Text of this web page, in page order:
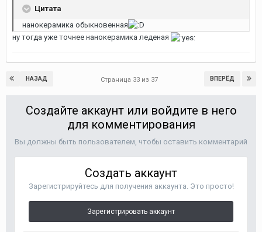
Цитата
нанокерамика обыкновенная
ну тогда уже точнее нанокерамика леденая
НАЗАД ВПЕРЁД
Страница 33 из 37
Создайте аккаунт или войдите в него
для комментирования
Вы должны быть пользователем, чтобы оставить комментарий
Создать аккаунт
Зарегистрируйтесь для получения аккаунта. Это просто!
Зарегистрировать аккаунт